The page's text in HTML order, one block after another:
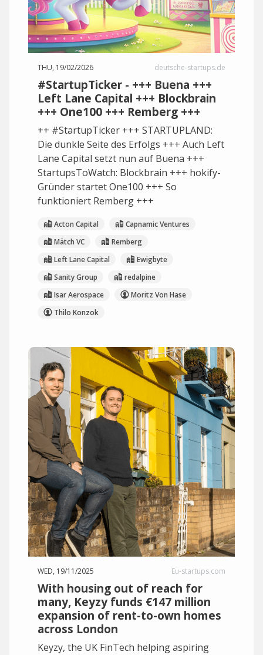
THU, 19/02/2026 deutsche-startups.de
#StartupTicker - +++ Buena +++
Left Lane Capital +++ Blockbrain
+++ One100 +++ Remberg +++
++ #StartupTicker +++ STARTUPLAND:
Die dunkle Seite des Erfolgs +++ Auch Left
Lane Capital setzt nun auf Buena +++
StartupsToWatch: Blockbrain +++ hokify-
Gründer startet One100 +++ So
funktioniert Remberg +++
Acton Capital
Capnamic Ventures
Mätch VC
Remberg
Left Lane Capital
Ewigbyte
Sanity Group
redalpine
Isar Aerospace
Moritz Von Hase
Thilo Konzok
WED, 19/11/2025 Eu-startups.com
With housing out of reach for
many, Keyzy funds €147 million
expansion of rent-to-own homes
across London
Keyzy, the UK FinTech helping aspiring